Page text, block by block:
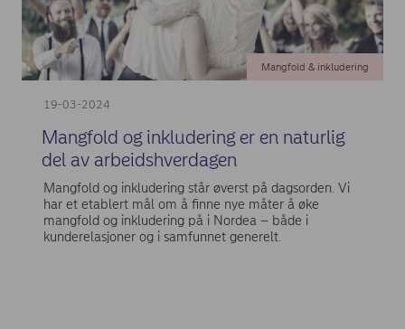
19-03-2024
Mangfold & inkludering
Mangfold og inkludering er en naturlig
del av arbeidshverdagen
Mangfold og inkludering står øverst på dagsorden. Vi
har et etablert mål om å finne nye måter å øke
mangfold og inkludering på i Nordea – både i
kunderelasjoner og i samfunnet generelt.